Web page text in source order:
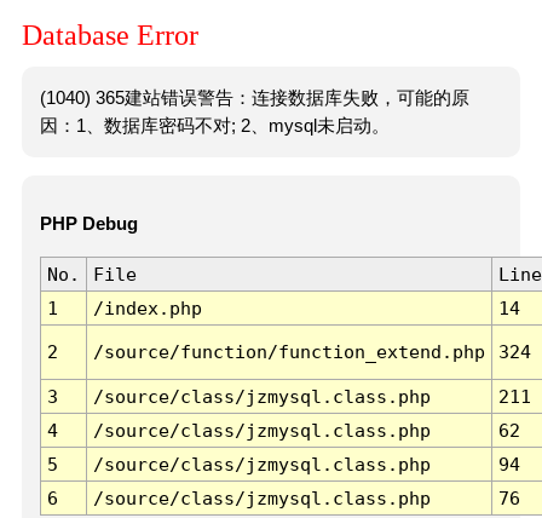
Database Error
(1040) 365建站错误警告：连接数据库失败，可能的原
因：1、数据库密码不对; 2、mysql未启动。
PHP Debug
No. File
Line
1
/index.php 14
2 /source/function/function_extend.php 324
3 /source/class/jzmysql.class.php
211
4
/source/class/jzmysql.class.php
62
5
/source/class/jzmysql.class.php
94
6
/source/class/jzmysql.class.php 76